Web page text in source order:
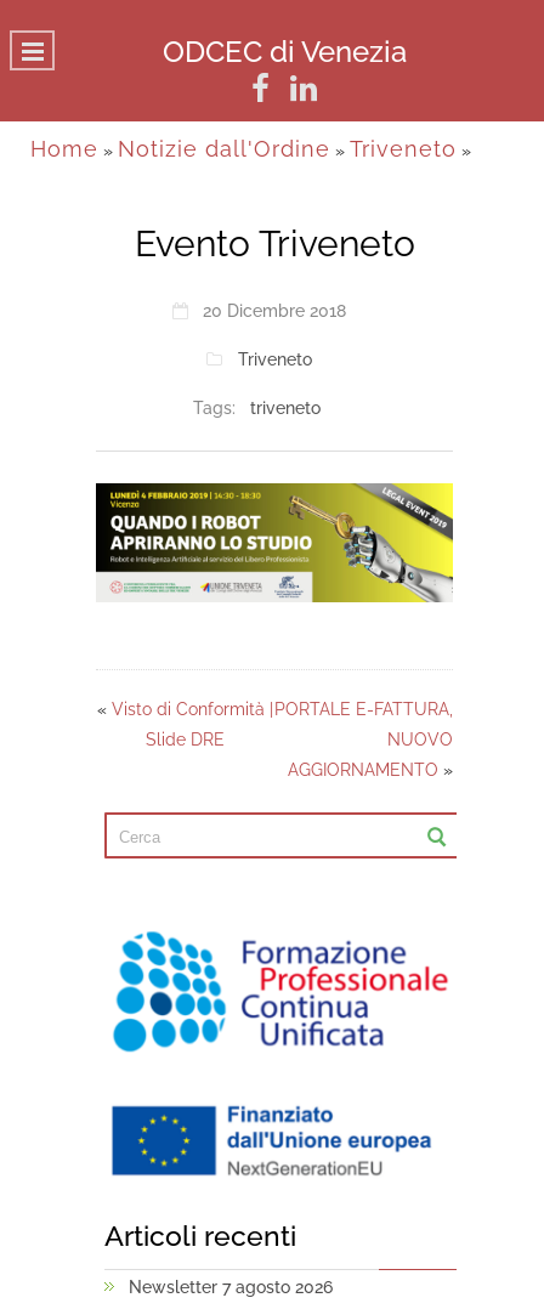
ODCEC di Venezia
Home » Notizie dall'Ordine » Triveneto »
Evento Triveneto
20 Dicembre 2018
Triveneto
Tags: triveneto
« Visto di Conformità |
Slide DRE
PORTALE E-FATTURA,
NUOVO
AGGIORNAMENTO »
Articoli recenti
Newsletter 7 agosto 2026